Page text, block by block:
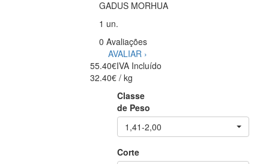
GADUS MORHUA
1 un.
0 Avaliações
AVALIAR ›
55.40€IVA Incluído
32.40€ / kg
Classe
de Peso
1,41-2,00
Corte